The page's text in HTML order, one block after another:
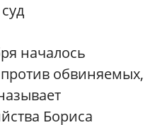
началось
обвиняемых,
Бориса